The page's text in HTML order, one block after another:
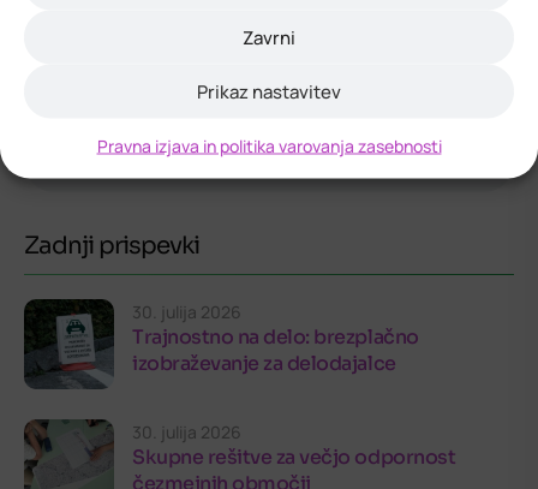
Zavrni
Prikaz nastavitev
Pravna izjava in politika varovanja zasebnosti
Splošno
Zadnji prispevki
30. julija 2026
Trajnostno na delo: brezplačno
izobraževanje za delodajalce
30. julija 2026
Skupne rešitve za večjo odpornost
čezmejnih območij